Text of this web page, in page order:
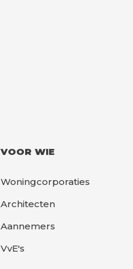
VOOR WIE
Woningcorporaties
Architecten
Aannemers
VvE's